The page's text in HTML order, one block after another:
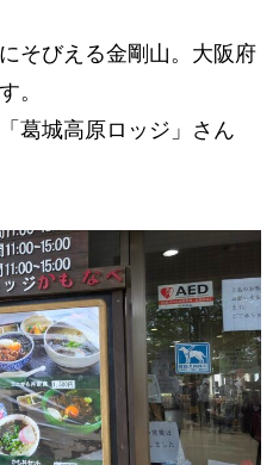
そびえる金剛山。大阪府
。
葛城高原ロッジ」さん